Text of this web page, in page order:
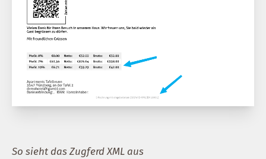
So sieht das Zugferd XML aus